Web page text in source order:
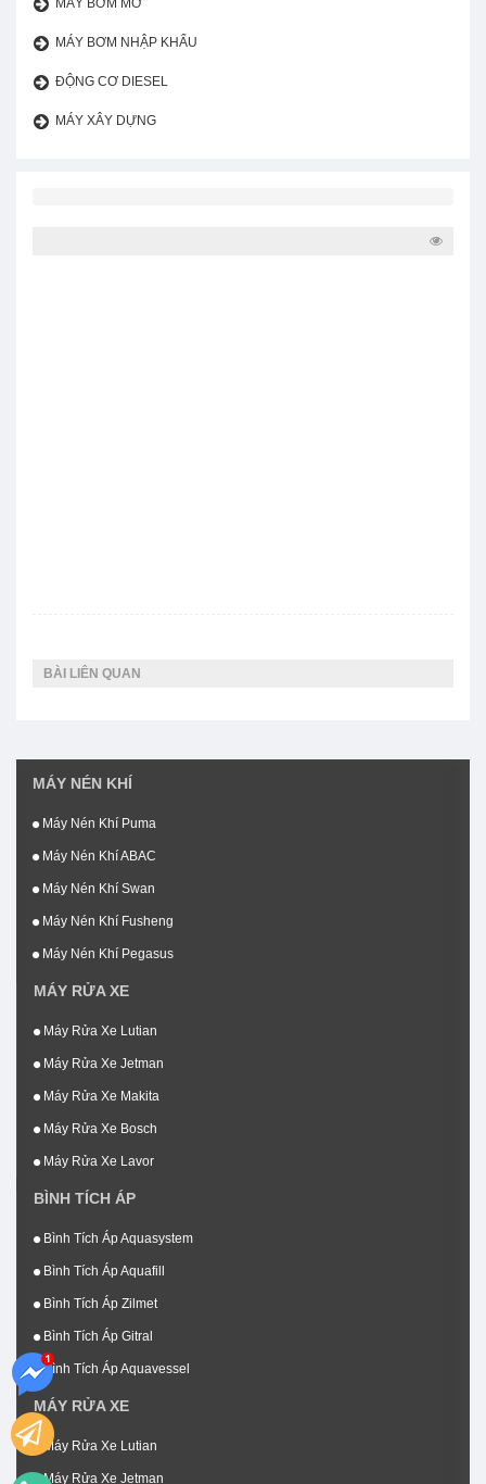
MÁY BƠM MỠ
MÁY BƠM NHẬP KHẨU
ĐỘNG CƠ DIESEL
MÁY XÂY DỰNG
BÀI LIÊN QUAN
MÁY NÉN KHÍ
Máy Nén Khí Puma
Máy Nén Khí ABAC
Máy Nén Khí Swan
Máy Nén Khí Fusheng
Máy Nén Khí Pegasus
MÁY RỬA XE
Máy Rửa Xe Lutian
Máy Rửa Xe Jetman
Máy Rửa Xe Makita
Máy Rửa Xe Bosch
Máy Rửa Xe Lavor
BÌNH TÍCH ÁP
Bình Tích Áp Aquasystem
Bình Tích Áp Aquafill
Bình Tích Áp Zilmet
Bình Tích Áp Gitral
Bình Tích Áp Aquavessel
MÁY RỬA XE
Máy Rửa Xe Lutian
Máy Rửa Xe Jetman